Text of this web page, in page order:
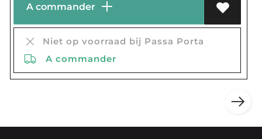
A commander
Niet op voorraad bij Passa Porta
A commander